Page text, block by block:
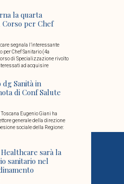
la quarta
per Chef
segnala l’interessante
per Chef Sanitario (4a
di Specializzazione rivolto
ad acquisire
Sanità in
di Conf Salute
Eugenio Giani ha
generale della direzione
sociale della Regione:
sarà la
sanitario nel